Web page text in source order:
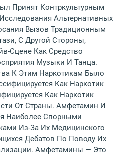
Принят Контркультурным
Альтернативных
Вызов Традиционным
С Другой Стороны,
Сцене Как Средство
Музыки И Танца.
К Этим Наркотикам Было
Как Наркотик
Как Наркотик
От Страны. Амфетамин И
Наиболее Спорными
Из-За Их Медицинского
Дебатов По Поводу Их
Амфетамины — Это